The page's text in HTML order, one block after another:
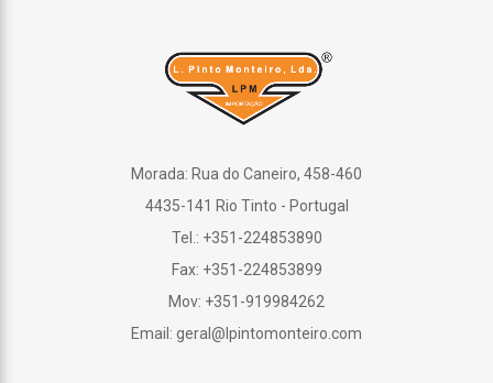
Morada: Rua do Caneiro, 458-460
4435-141 Rio Tinto - Portugal
Tel.: +351-224853890
Fax: +351-224853899
Mov: +351-919984262
Email: geral@lpintomonteiro.com